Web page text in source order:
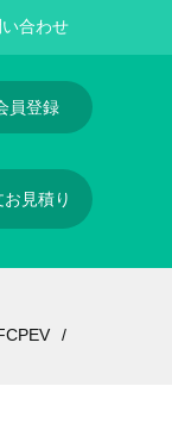
合わせ
員登録
お見積り